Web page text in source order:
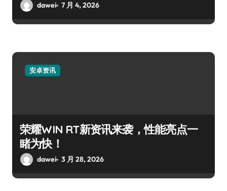
dawei 7 月 4, 2026
安卓资讯
荣耀WIN RT新资讯来袭，性能亮点一
睹为快！
dawei 3 月 28, 2026